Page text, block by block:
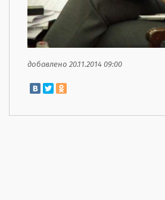
добавлено 20.11.2014 09:00